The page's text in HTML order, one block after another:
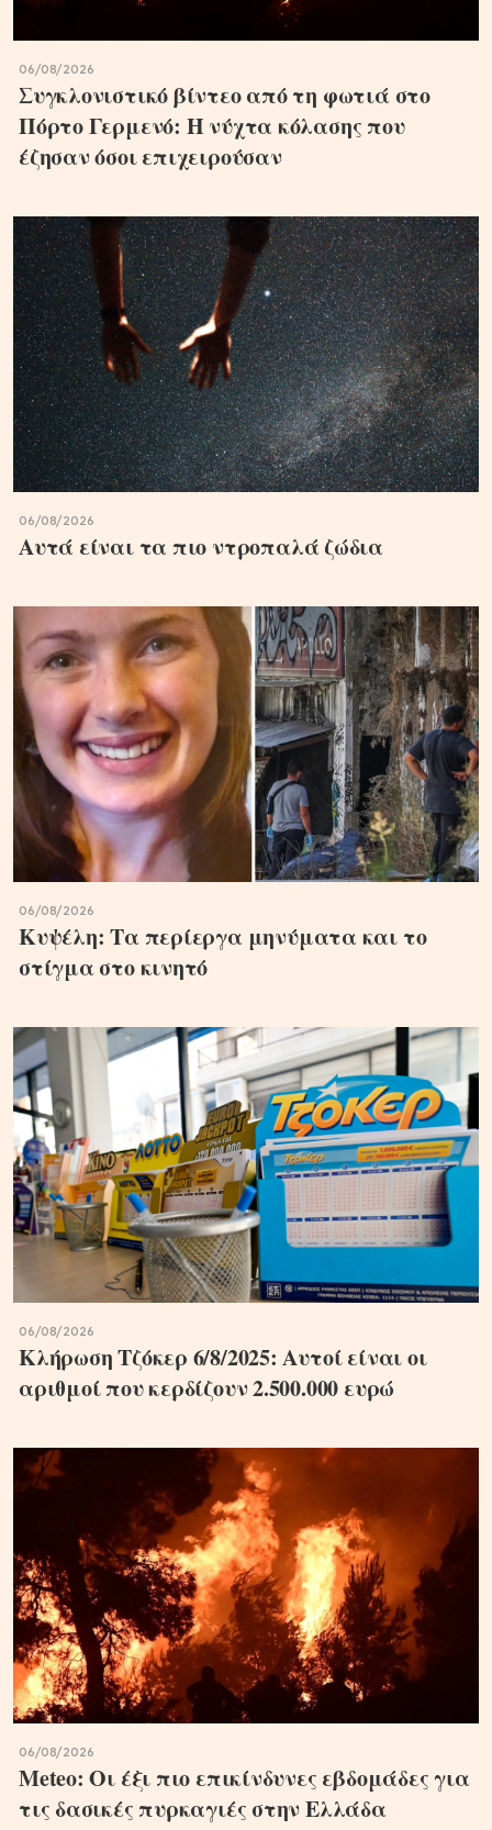
06/08/2026
Συγκλονιστικό βίντεο από τη φωτιά στο
Πόρτο Γερμενό: Η νύχτα κόλασης που
έζησαν όσοι επιχειρούσαν
06/08/2026
Αυτά είναι τα πιο ντροπαλά ζώδια
06/08/2026
Κυψέλη: Τα περίεργα μηνύματα και το
στίγμα στο κινητό
06/08/2026
Κλήρωση Τζόκερ 6/8/2025: Αυτοί είναι οι
αριθμοί που κερδίζουν 2.500.000 ευρώ
06/08/2026
Meteo: Οι έξι πιο επικίνδυνες εβδομάδες για
τις δασικές πυρκαγιές στην Ελλάδα